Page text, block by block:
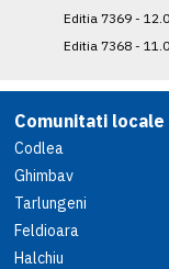
Editia 7369 -
Editia 7368 -
Comunitati locale
Codlea
Ghimbav
Tarlungeni
Feldioara
Halchiu